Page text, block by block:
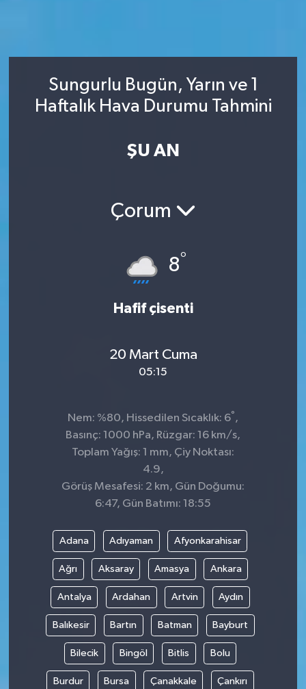
Sungurlu Bugün, Yarın ve 1
Haftalık Hava Durumu Tahmini
ŞU AN
Çorum
8°
Hafif çisenti
20 Mart Cuma
05:15
Nem: %80, Hissedilen Sıcaklık: 6° ,
Basınç: 1000 hPa, Rüzgar: 16 km/s,
Toplam Yağış: 1 mm, Çiy Noktası:
4.9,
Görüş Mesafesi: 2 km, Gün Doğumu:
6:47, Gün Batımı: 18:55
Adana Adıyaman Afyonkarahisar
Ağrı Aksaray Amasya Ankara
Antalya Ardahan Artvin Aydın
Balıkesir Bartın Batman Bayburt
Bilecik Bingöl Bitlis Bolu
Burdur Bursa Çanakkale Çankırı